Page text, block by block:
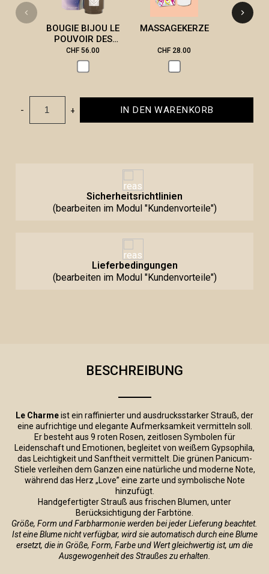
BOUGIE BIJOU LE
POUVOIR DES
PIERRES
CHF 56.00
MASSAGEKERZE
CHF 28.00
- + IN DEN WARENKORB
Sicherheitsrichtlinien
(bearbeiten im Modul "Kundenvorteile")
Lieferbedingungen
(bearbeiten im Modul "Kundenvorteile")
BESCHREIBUNG
Le Charmeist ein raffinierter und ausdrucksstarker Strauß, der
eine aufrichtige und elegante Aufmerksamkeit vermitteln soll.
Er besteht aus 9 roten Rosen, zeitlosen Symbolen für
Leidenschaft und Emotionen, begleitet von weißem Gypsophila,
das Leichtigkeit und Sanftheit vermittelt. Die grünen Panicum-
Stiele verleihen dem Ganzen eine natürliche und moderne Note,
während das Herz „Love” eine zarte und symbolische Note
hinzufügt.
Handgefertigter Strauß aus frischen Blumen, unter
Berücksichtigung der Farbtöne.
Größe, Form und Farbharmonie werden bei jeder Lieferung beachtet.
Ist eine Blume nicht verfügbar, wird sie automatisch durch eine Blume
ersetzt, die in Größe, Form, Farbe und Wert gleichwertig ist, um die
Ausgewogenheit des Straußes zu erhalten.